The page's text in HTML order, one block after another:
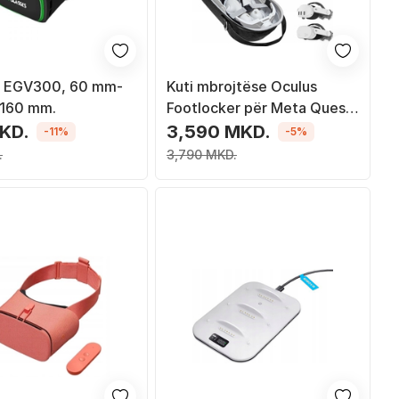
EGV300, 60 mm-
mm.
-11%
Kuti mbrojtëse Oculus
Footlocker për Meta Quest
3 3S, për ruajtje dhe
transport, e zezë
3,590 MKD.
3,790 MKD.
-5%